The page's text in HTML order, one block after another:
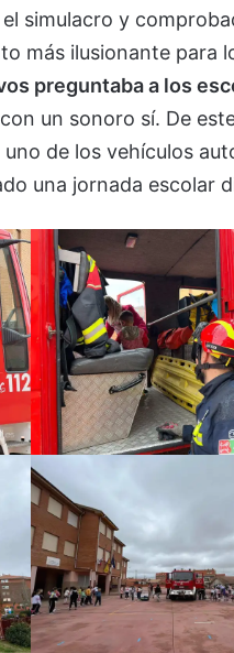
simulacro y
más ilusionante para
preguntaba a los
un sonoro sí. De
de los vehículos
una jornada escolar